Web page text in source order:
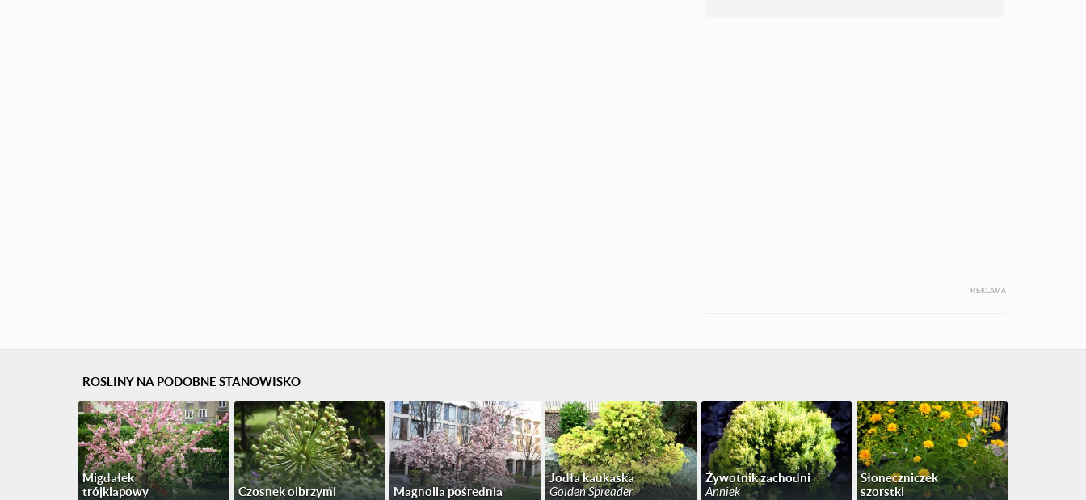
REKLAMA
ROŚLINY NA PODOBNE STANOWISKO
Migdałek
trójklapowy
Czosnek olbrzymi Magnolia pośrednia
Jodła kaukaska
Golden Spreader
Żywotnik zachodni
Anniek
Słoneczniczek
szorstki